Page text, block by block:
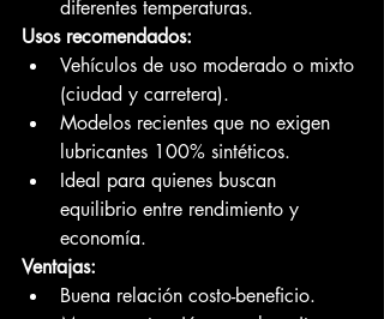
diferentes temperaturas.
Usos recomendados:
Vehículos de uso moderado o mixto
(ciudad y carretera).
Modelos recientes que no exigen
lubricantes 100% sintéticos.
Ideal para quienes buscan
equilibrio entre rendimiento y
economía.
Ventajas:
Buena relación costo-beneficio.